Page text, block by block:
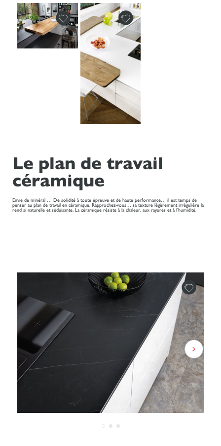
Le plan de travail
céramique
Envie de minéral … De solidité à toute épreuve et de haute performance… il est temps de
penser au plan de travail en céramique. Rapprochez-vous… sa texture légèrement irrégulière la
rend si naturelle et séduisante. La céramique résiste à la chaleur, aux rayures et à l’humidité.